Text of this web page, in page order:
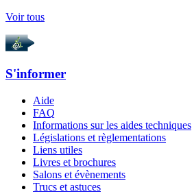
Voir tous
S'informer
Aide
FAQ
Informations sur les aides techniques
Législations et règlementations
Liens utiles
Livres et brochures
Salons et évènements
Trucs et astuces